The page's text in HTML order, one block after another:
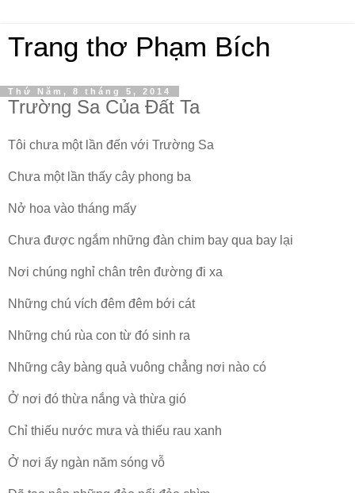
Trang thơ Phạm Bích
Thứ Năm, 8 tháng 5, 2014
Trường Sa Của Đất Ta
Tôi chưa một lần đến với Trường Sa
Chưa một lần thấy cây phong ba
Nở hoa vào tháng mấy
Chưa được ngắm những đàn chim bay qua bay lại
Nơi chúng nghỉ chân trên đường đi xa
Những chú vích đêm đêm bới cát
Những chú rùa con từ đó sinh ra
Những cây bàng quả vuông chẳng nơi nào có
Ở nơi đó thừa nắng và thừa gió
Chỉ thiếu nước mưa và thiếu rau xanh
Ở nơi ấy ngàn năm sóng vỗ